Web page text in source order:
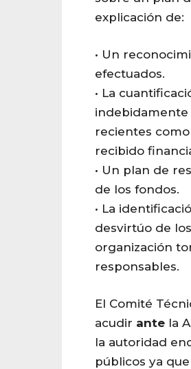
explicación de:
• Un
efectuados.
• La
indebidamente
recientes
recibido
• Un plan de
de los fondos.
• La
desvirtúo de
organización
responsables.
El Comité
acudir ante la
la autoridad
públicos ya